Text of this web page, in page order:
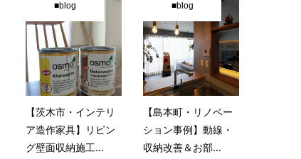
■blog
【茨木市・インテリ
ア造作家具】リビン
グ壁面収納施工...
■blog
【島本町・リノベー
ション事例】動線・
収納改善＆お部...